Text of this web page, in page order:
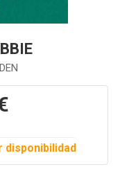
disponibilidad